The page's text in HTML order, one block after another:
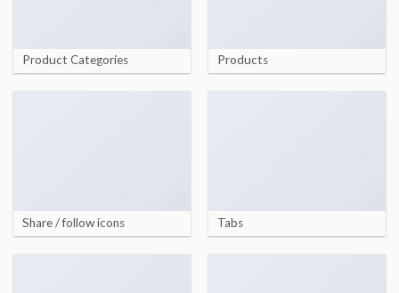
Product Categories Products
Share / follow icons Tabs